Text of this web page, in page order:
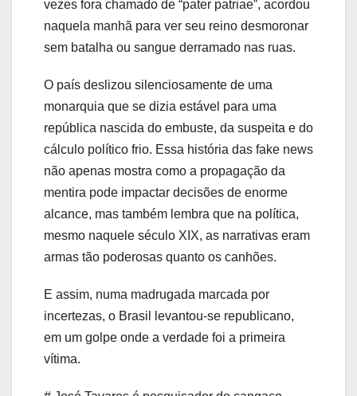
vezes fora chamado de “pater patriae”, acordou
naquela manhã para ver seu reino desmoronar
sem batalha ou sangue derramado nas ruas.
O país deslizou silenciosamente de uma
monarquia que se dizia estável para uma
república nascida do embuste, da suspeita e do
cálculo político frio. Essa história das fake news
não apenas mostra como a propagação da
mentira pode impactar decisões de enorme
alcance, mas também lembra que na política,
mesmo naquele século XIX, as narrativas eram
armas tão poderosas quanto os canhões.
E assim, numa madrugada marcada por
incertezas, o Brasil levantou-se republicano,
em um golpe onde a verdade foi a primeira
vítima.